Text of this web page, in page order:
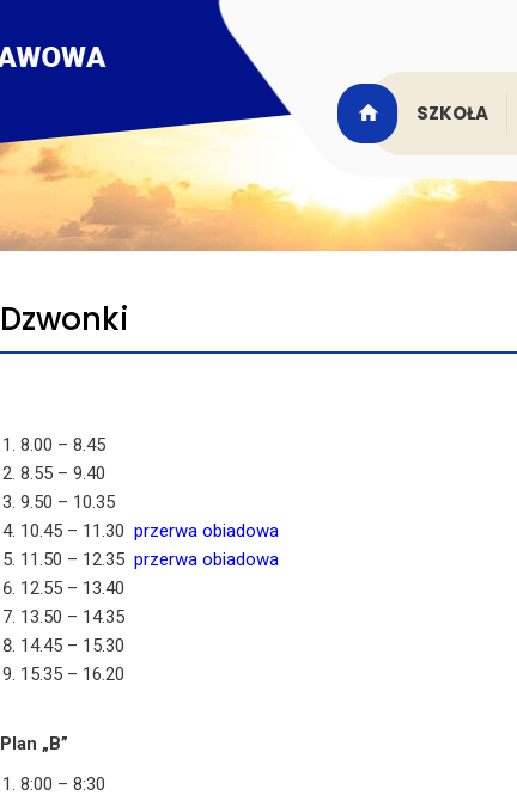
SZKOŁA
Dzwonki
8.00 – 8.45
8.55 – 9.40
9.50 – 10.35
10.45 – 11.30 przerwa obiadowa
11.50 – 12.35 przerwa obiadowa
12.55 – 13.40
13.50 – 14.35
14.45 – 15.30
15.35 – 16.20
Plan „B”
8:00 – 8:30